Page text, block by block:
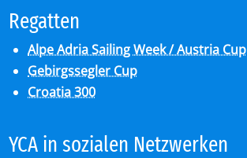
Re­gat­ten
Alpe Adria Sailing Week / Austria Cup
Gebirgssegler Cup
Croatia 300
YCA in so­zia­len Netz­wer­ken